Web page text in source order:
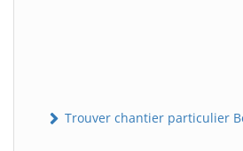
Trouver chantier particulier